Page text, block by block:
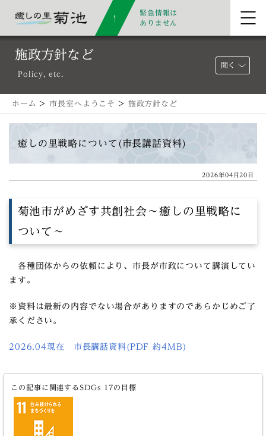
緊急情報は
ありません
施政方針など
Policy, etc.
開く
ホーム >市長室へようこそ > 施政方針など
癒しの里戦略について(市長講話資料)
2026年04月20日
菊池市がめざす共創社会～癒しの里戦略に
ついて～
各種団体からの依頼により、市長が市政について講演してい
ます。
※資料は最新の内容でない場合がありますのであらかじめご了
承ください。
2026.04現在 市長講話資料(PDF 約4MB)
この記事に関連するSDGs 17の目標